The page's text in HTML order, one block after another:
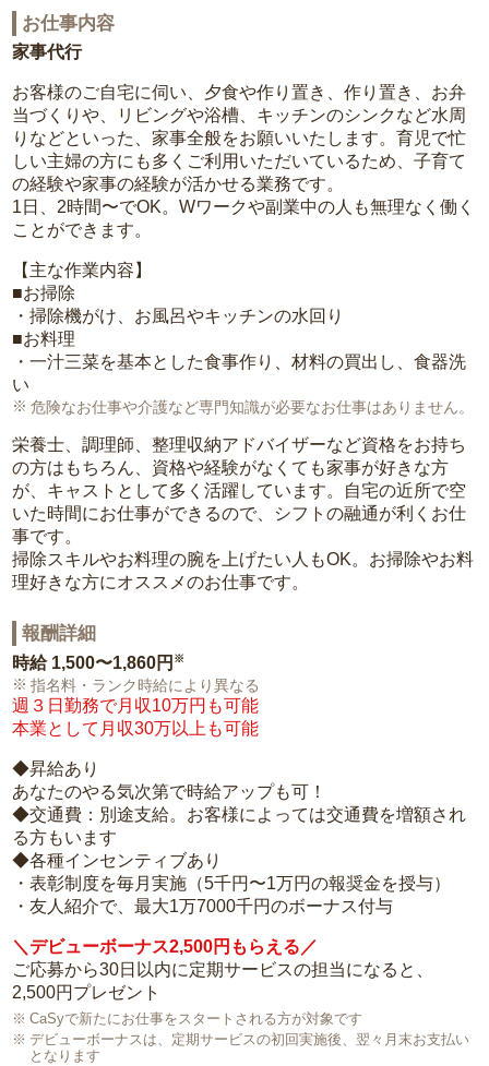
お仕事内容
家事代行
お客様のご自宅に伺い、夕食や作り置き、作り置き、お弁
当づくりや、リビングや浴槽、キッチンのシンクなど水周
りなどといった、家事全般をお願いいたします。育児で忙
しい主婦の方にも多くご利用いただいているため、子育て
の経験や家事の経験が活かせる業務です。
1日、2時間〜でOK。Wワークや副業中の人も無理なく働く
ことができます。
【主な作業内容】
■お掃除
・掃除機がけ、お風呂やキッチンの水回り
■お料理
・一汁三菜を基本とした食事作り、材料の買出し、食器洗
い
危険なお仕事や介護など専門知識が必要なお仕事はありません。
栄養士、調理師、整理収納アドバイザーなど資格をお持ち
の方はもちろん、資格や経験がなくても家事が好きな方
が、キャストとして多く活躍しています。自宅の近所で空
いた時間にお仕事ができるので、シフトの融通が利くお仕
事です。
掃除スキルやお料理の腕を上げたい人もOK。お掃除やお料
理好きな方にオススメのお仕事です。
報酬詳細
時給 1,500〜1,860円 ※
指名料・ランク時給により異なる
週３日勤務で月収10万円も可能
本業として月収30万以上も可能
◆昇給あり
あなたのやる気次第で時給アップも可！
◆交通費：別途支給。お客様によっては交通費を増額され
る方もいます
◆各種インセンティブあり
・表彰制度を毎月実施（5千円〜1万円の報奨金を授与）
・友人紹介で、最大1万7000千円のボーナス付与
＼デビューボーナス2,500円もらえる／
ご応募から30日以内に定期サービスの担当になると、
2,500円プレゼント
CaSyで新たにお仕事をスタートされる方が対象です
デビューボーナスは、定期サービスの初回実施後、翌々月末お支払い
となります